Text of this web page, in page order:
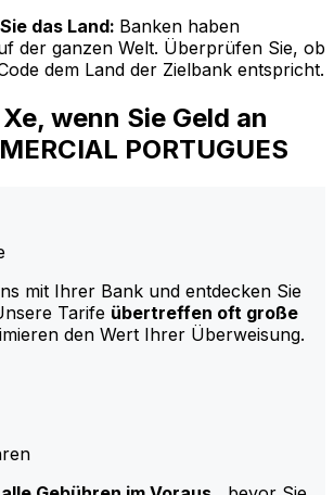
das Land: Banken haben
der ganzen Welt. Überprüfen Sie, ob
dem Land der Zielbank entspricht.
wenn Sie Geld an
PORTUGUES
mit Ihrer Bank und entdecken Sie
Tarife übertreffen oft große
den Wert Ihrer Überweisung.